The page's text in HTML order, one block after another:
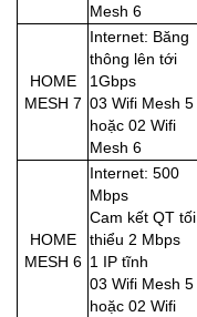
Mesh 6
HOME
MESH 7
Internet: Băng
thông lên tới
1Gbps
03 Wifi Mesh 5
hoặc 02 Wifi
Mesh 6
HOME
MESH 6
Internet: 500
Mbps
Cam kết QT tối
thiểu 2 Mbps
1 IP tĩnh
03 Wifi Mesh 5
hoặc 02 Wifi